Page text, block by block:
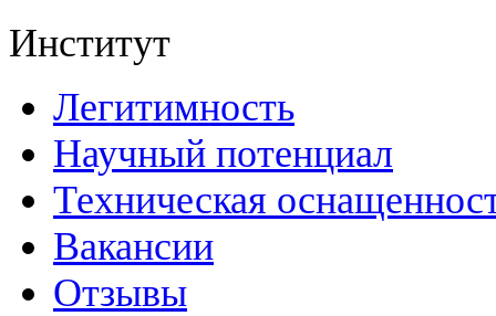
Институт
Легитимность
Научный потенциал
Техническая
Вакансии
Отзывы